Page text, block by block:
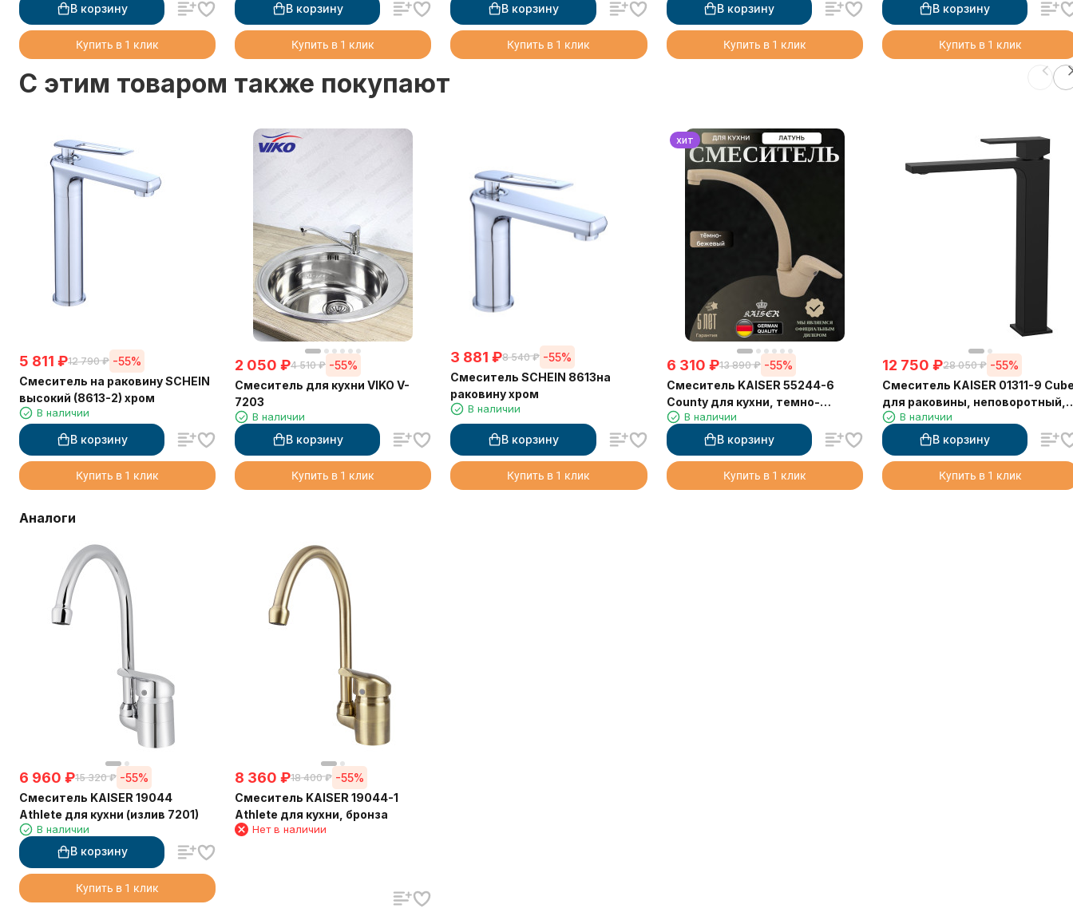
В корзину
Купить в 1 клик
В корзину
Купить в 1 клик
В корзину
Купить в 1 клик
В корзину
Купить в 1 клик
В корзину
Купить в 1 клик
C этим товаром также покупают
5 811 ₽12 790 ₽ -55%
Смеситель на раковину SCHEIN
высокий (8613-2) хром
В наличии
В корзину
Купить в 1 клик
2 050 ₽4 510 ₽ -55%
Смеситель для кухни VIKO V-
7203
В наличии
В корзину
Купить в 1 клик
3 881 ₽8 540 ₽ -55%
Смеситель SCHEIN 8613на
раковину хром
В наличии
В корзину
Купить в 1 клик
хит
6 310 ₽13 890 ₽ -55%
Смеситель KAISER 55244-6
County для кухни, темно-
бежевый
В наличии
В корзину
Купить в 1 клик
12 750 ₽28 050 ₽ -55%
Смеситель KAISER 01311-9
для раковины, неповоротный,
чёрный матовый
В наличии
В корзину
Купить в 1 клик
Аналоги
6 960 ₽15 320 ₽ -55%
Смеситель KAISER 19044
Athlete для кухни (излив 7201)
В наличии
В корзину
Купить в 1 клик
8 360 ₽18 400 ₽ -55%
Смеситель KAISER 19044-1
Athlete для кухни, бронза
Нет в наличии